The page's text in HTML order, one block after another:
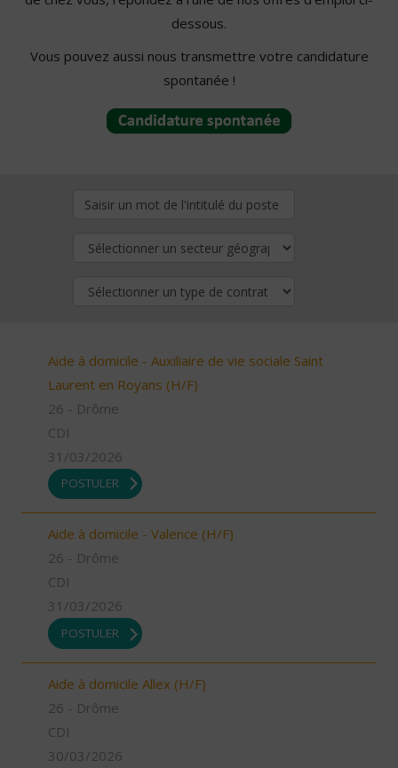
dessous.
Vous pouvez aussi nous transmettre votre candidature
spontanée !
Aide à domicile - Auxiliaire de vie sociale Saint
Laurent en Royans (H/F)
26 - Drôme
CDI
31/03/2026
POSTULER
Aide à domicile - Valence (H/F)
26 - Drôme
CDI
31/03/2026
POSTULER
Aide à domicile Allex (H/F)
26 - Drôme
CDI
30/03/2026